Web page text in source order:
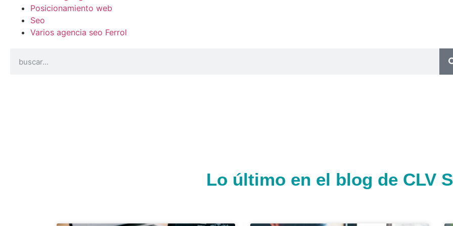
Posicionamiento web
Seo
Varios agencia seo Ferrol
Lo último en el blog de CLV